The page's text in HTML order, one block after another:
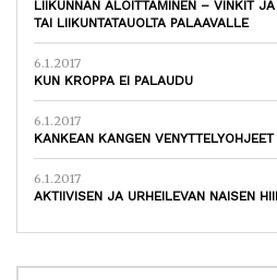
LIIKUNNAN ALOITTAMINEN – VINKIT
TAI LIIKUNTATAUOLTA PALAAVALLE
6.1.2017
KUN KROPPA EI PALAUDU
6.1.2017
KANKEAN KANGEN VENYTTELYOHJEET
6.1.2017
AKTIIVISEN JA URHEILEVAN NAISEN